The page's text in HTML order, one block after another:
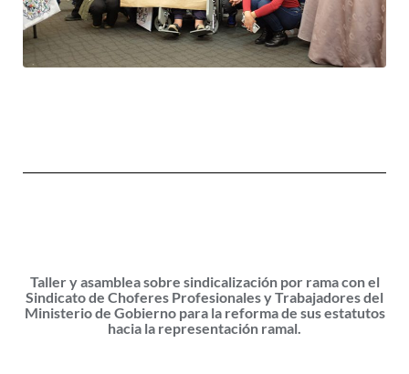
Taller y asamblea sobre sindicalización por rama con el
Sindicato de Choferes Profesionales y Trabajadores del
Ministerio de Gobierno para la reforma de sus estatutos
hacia la representación ramal.